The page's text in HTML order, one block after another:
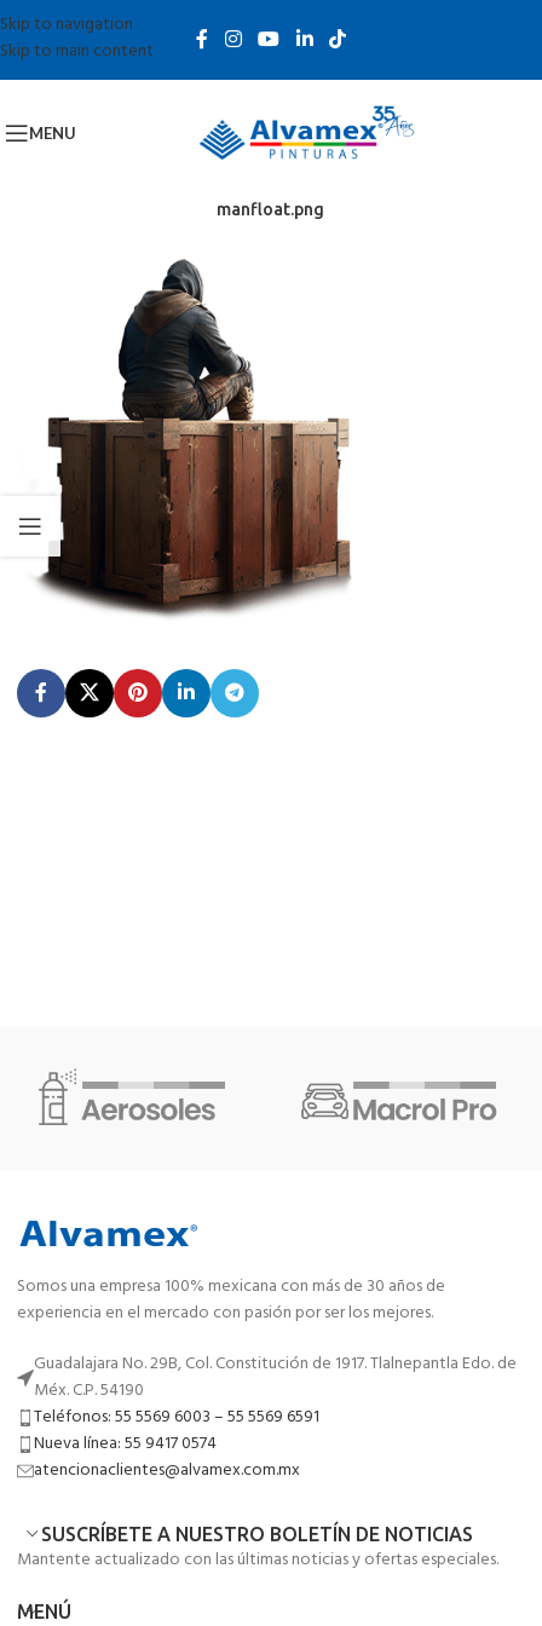
Skip to navigation
Skip to main content
MENU
manfloat.png
Somos una empresa 100% mexicana con más de 30 años de
experiencia en el mercado con pasión por ser los mejores.
Guadalajara No. 29B, Col. Constitución de 1917. Tlalnepantla Edo. de
Méx. C.P. 54190
Teléfonos: 55 5569 6003 – 55 5569 6591
Nueva línea: 55 9417 0574
atencionaclientes@alvamex.com.mx
SUSCRÍBETE A NUESTRO BOLETÍN DE NOTICIAS
Mantente actualizado con las últimas noticias y ofertas especiales.
MENÚ